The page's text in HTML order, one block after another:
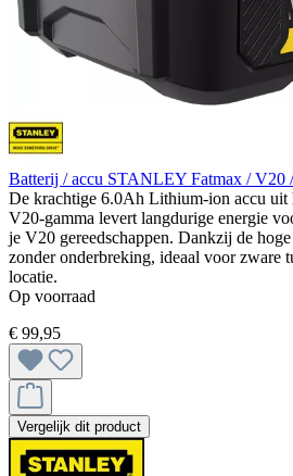
Batterij / accu STANLEY Fatmax /
De krachtige 6.0Ah Lithium-ion accu
V20-gamma levert langdurige energie
je V20 gereedschappen. Dankzij de
zonder onderbreking, ideaal voor zware
locatie.
Op voorraad
€ 99,95
Vergelijk dit product